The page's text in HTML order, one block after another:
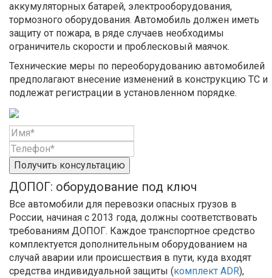
аккумуляторных батарей, электрооборудования,
тормозного оборудования. Автомобиль должен иметь
защиту от пожара, в ряде случаев необходимы
ограничитель скорости и проблесковый маячок.
Технические меры по переоборудованию автомобилей
предполагают внесение изменений в конструкцию ТС и
подлежат регистрации в установленном порядке.
Получить консультацию
ДОПОГ: оборудование под ключ
Все автомобили для перевозки опасных грузов в
России, начиная с 2013 года, должны соответствовать
требованиям ДОПОГ. Каждое транспортное средство
комплектуется дополнительным оборудованием на
случай аварии или происшествия в пути, куда входят
средства индивидуальной защиты (комплект ADR),